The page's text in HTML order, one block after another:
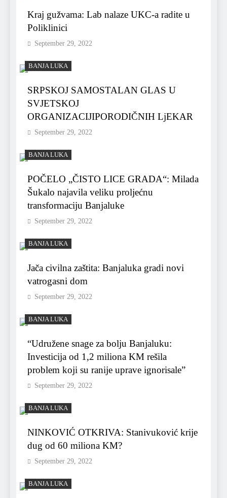
Kraj gužvama: Lab nalaze UKC-a radite u
Poliklinici
September 29, 2022
BANJA LUKA
SRPSKOJ SAMOSTALAN GLAS U
SVJETSKOJ
ORGANIZACIJIPORODIČNIH LjEKAR
September 29, 2022
BANJA LUKA
POČELO „ČISTO LICE GRADA“: Milada
Šukalo najavila veliku proljećnu
transformaciju Banjaluke
September 29, 2022
BANJA LUKA
Jača civilna zaštita: Banjaluka gradi novi
vatrogasni dom
September 29, 2022
BANJA LUKA
“Udružene snage za bolju Banjaluku:
Investicija od 1,2 miliona KM rešila
problem koji su ranije uprave ignorisale”
September 29, 2022
BANJA LUKA
NINKOVIĆ OTKRIVA: Stanivuković krije
dug od 60 miliona KM?
September 29, 2022
BANJA LUKA